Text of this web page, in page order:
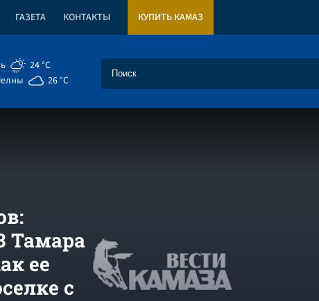
ГАЗЕТА КОНТАКТЫ КУПИТЬ КАМАЗ
24 °C
26 °C
Тамара
ее
с